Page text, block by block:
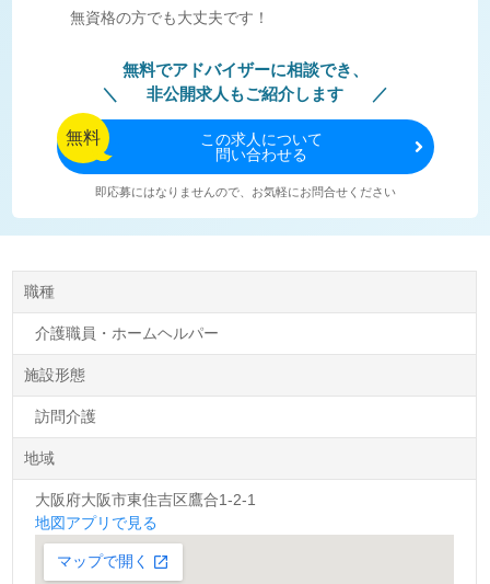
無資格の方でも大丈夫です！
無料でアドバイザーに相談でき、
非公開求人もご紹介します
無料 この求人について
問い合わせる
即応募にはなりませんので、お気軽にお問合せください
職種
介護職員・ホームヘルパー
施設形態
訪問介護
地域
大阪府大阪市東住吉区鷹合1-2-1
地図アプリで見る